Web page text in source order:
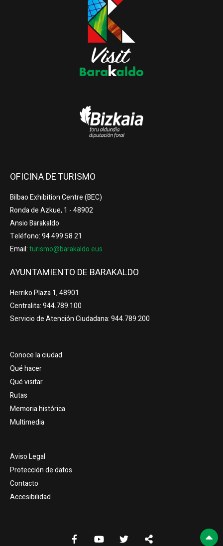
OFICINA DE TURISMO
Bilbao Exhibition Centre (BEC)
Ronda de Azkue, 1 - 48902
Ansio Barakaldo
Teléfono: 94 499 58 21
Email:turismo@barakaldo.eus
AYUNTAMIENTO DE BARAKALDO
Herriko Plaza 1, 48901
Centralita: 944.789.100
Servicio de Atención Ciudadana: 944.789.200
Conoce la ciudad
Qué hacer
Qué visitar
Rutas
Memoria histórica
Multimedia
Aviso Legal
Protección de datos
Contacto
Accesibilidad